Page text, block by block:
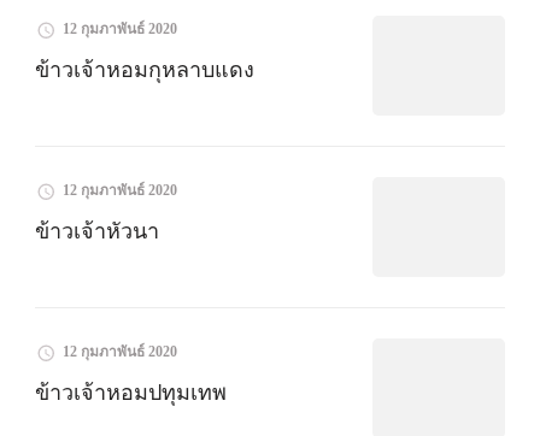
12 กุมภาพันธ์ 2020
ข้าวเจ้าหอมกุหลาบแดง
12 กุมภาพันธ์ 2020
ข้าวเจ้าหัวนา
12 กุมภาพันธ์ 2020
ข้าวเจ้าหอมปทุมเทพ